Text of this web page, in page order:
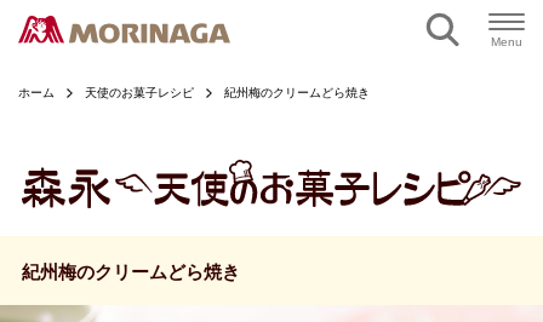
Menu
ホーム 天使のお菓子レシピ 紀州梅のクリームどら焼き
紀州梅のクリームどら焼き